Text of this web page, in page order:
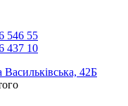
546 55
437 10
42Б